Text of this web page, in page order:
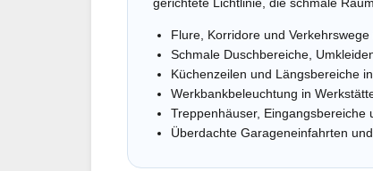
Flure, Korridore und
Schmale Duschbereiche,
Küchenzeilen und Längsbereiche
Werkbankbeleuchtung in
Treppenhäuser, Eingangsbereiche
Überdachte Garageneinfahrten